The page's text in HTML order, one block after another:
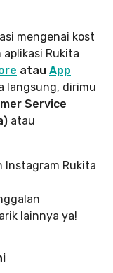
mengenai kost
Rukita
atau App
langsung, dirimu
Service
atau
Instagram Rukita
lainnya ya!